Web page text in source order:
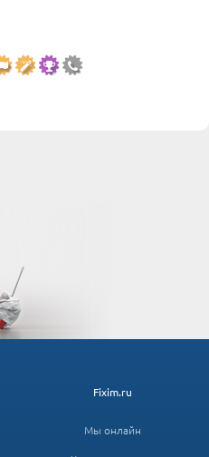
Fixim.ru
Мы онлайн